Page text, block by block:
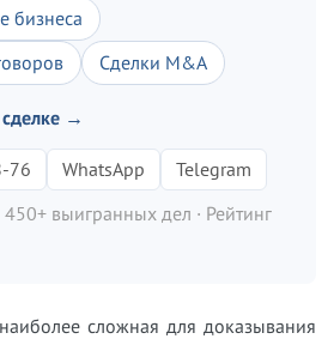
бизнеса
Сделки M&A
→
76 WhatsApp
Telegram
450+ выигранных дел · Рейтинг
сложная для доказывания